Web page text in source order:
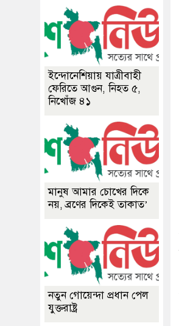
ইন্দোনেশিয়ায় যাত্রীবাহী
ফেরিতে আগুন, নিহত ৫,
নিখোঁজ ৪১
মানুষ আমার চোখের দিকে
নয়, ব্রণের দিকেই তাকাত’
নতুন গোয়েন্দা প্রধান পেল
যুক্তরাষ্ট্র